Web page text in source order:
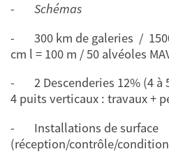
- Schémas
- 300 km de galeries /
cm l = 100 m / 50 alvéoles
- 2 Descenderies 12% (4 à
4 puits verticaux : travaux +
- Installations de surface
(réception/contrôle/